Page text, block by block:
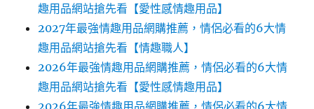
趣用品網站搶先看【愛性感情趣用品】
2027年最強情趣用品網購推薦，情侶必看的6大情
趣用品網站搶先看【情趣職人】
2026年最強情趣用品網購推薦，情侶必看的6大情
趣用品網站搶先看【愛性感情趣用品】
2026年最強情趣用品網購推薦，情侶必看的6大情